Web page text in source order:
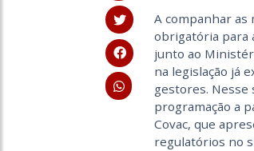
A companhar as
obrigatória para
junto ao
na legislação já
gestores. Nesse
programação a
Covac, que
regulatórios no